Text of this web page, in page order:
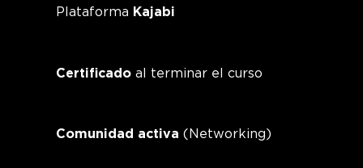
Plataforma Kajabi
Certificado al terminar el curso
Comunidad activa (Networking)